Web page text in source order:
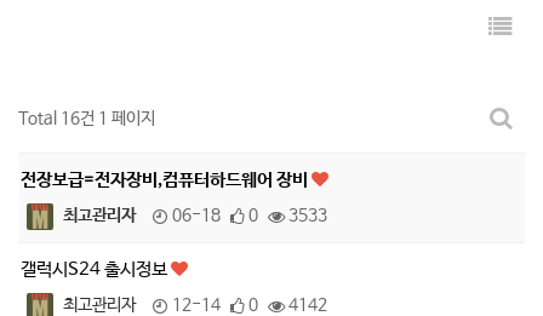
Total 16건 1 페이지
전장보급=전자장비,컴퓨터하드웨어 장비
최고관리자 06-18 0 3533
갤럭시S24 출시정보
최고관리자 12-14 0 4142